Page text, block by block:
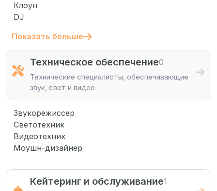
Клоун
DJ
Показать больше
Техническое обеспечение0
Технические специалисты, обеспечивающие
звук, свет и видео
Звукорежиссер
Светотехник
Видеотехник
Моушн-дизайнер
Кейтеринг и обслуживание1